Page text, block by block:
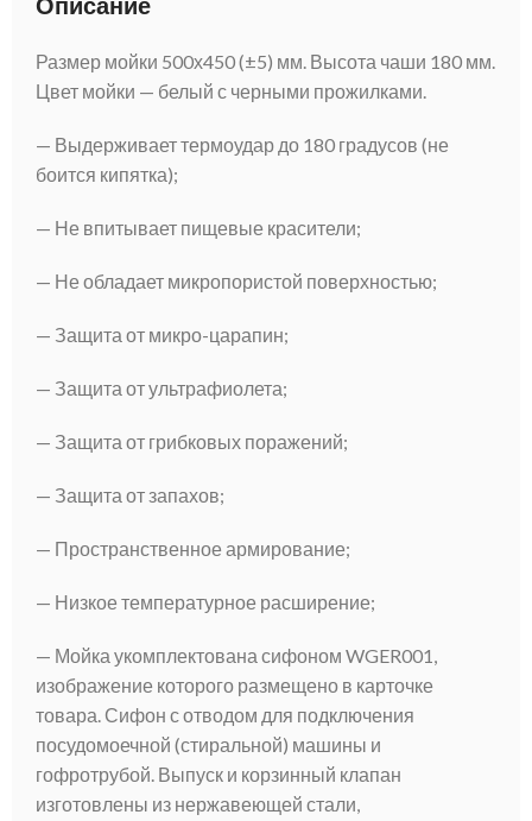
Размер мойки 500х450 (±5) мм. Высота чаши 180 мм.
Цвет мойки — белый с черными прожилками.
— Выдерживает термоудар до 180 градусов (не
боится кипятка);
— Не впитывает пищевые красители;
— Не обладает микропористой поверхностью;
— Защита от микро-царапин;
— Защита от ультрафиолета;
— Защита от грибковых поражений;
— Защита от запахов;
— Пространственное армирование;
— Низкое температурное расширение;
— Мойка укомплектована сифоном WGER001,
изображение которого размещено в карточке
товара. Сифон с отводом для подключения
посудомоечной (стиральной) машины и
гофротрубой. Выпуск и корзинный клапан
изготовлены из нержавеющей стали,